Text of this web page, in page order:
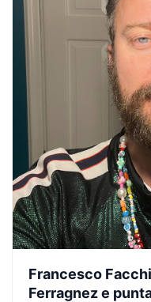
Francesco
Ferragnez e